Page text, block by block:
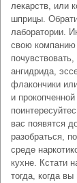
лекарств, или
шприцы.
лаборатории.
свою компанию
ангидрида,
флакончики
и
вас появятся
разобраться,
среде
кухне. Кстати
тогда, когда